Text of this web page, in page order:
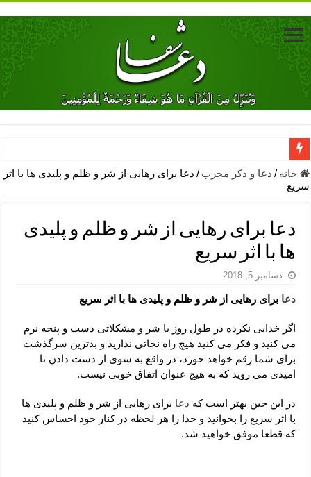
دعای جلب محبت فوری معشوق – دعای جلب محبت شوهر
دعای مشکل گشا برای رفع فقر – ذکرهای روزی‌ بخش
معجزات دعای یا من اظهر الجمیل – دعای یا من اظهر الجمیل برای
مهم ترین اذکار الهی و فضیلت آن ها – ذکر مخصوص مستجاب الدعوه
دعا برای ترس بچه ها در خواب – دعای ترس و بی خوابی کودکان
لا حول ولا قوة الا بالله برای چشم زخم – دعای چشم زخم ماشاالله
دعای قوی رفع ترس – دعای مجرب برای آرامش قلب و رفع اضطراب
دعا برای پولدار شدن در یک روز – دعای ثروت حضرت سلیمان
خانه / دعا و ذکر مجرب / دعا برای رهایی از شر و ظلم و پلیدی ها با اثر
سریع
دعا برای رهایی از شر و ظلم و پلیدی
ها با اثر سریع
دسامبر 5, 2018
دعا برای رهایی از شر و ظلم و پلیدی ها با اثر سریع
اگر خدایی نکرده در طول روز با شر و مشکلاتی دست و پنجه نرم
می کنید و فکر می کنید هیچ راه نجاتی ندارید و بدترین سرگذشت
برای شما رقم خواهد خورد، در واقع به سوی از دست دادن نا
امیدی می روید که به هیچ عنوان اتفاق خوبی نیست.
در این حین بهتر است که دعا برای رهایی از شر و ظلم و پلیدی ها
با اثر سریع را بخوانید و خدا را هر لحظه در کنار خود احساس کنید
که قطعا موفق خواهید شد.